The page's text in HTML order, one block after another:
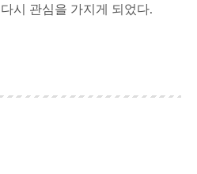
시 관심을 가지게 되었다.